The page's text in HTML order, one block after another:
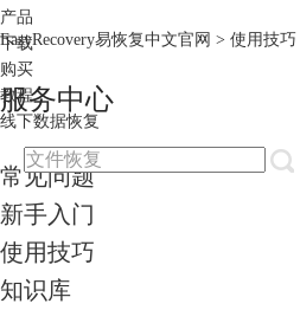
产品
下载
购买
教程
线下数据恢复
EasyRecovery易恢复中文官网 > 使用技巧
服务中心
常见问题
新手入门
使用技巧
知识库